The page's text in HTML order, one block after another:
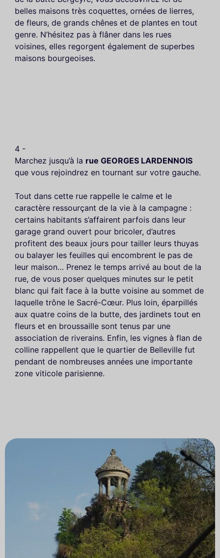
belles maisons très coquettes, ornées de lierres,
de fleurs, de grands chênes et de plantes en tout
genre. N’hésitez pas à flâner dans les rues
voisines, elles regorgent également de superbes
maisons bourgeoises.
4 -
Marchez jusqu’à la rue GEORGES LARDENNOIS
que vous rejoindrez en tournant sur votre gauche.
Tout dans cette rue rappelle le calme et le
caractère ressourçant de la vie à la campagne :
certains habitants s’affairent parfois dans leur
garage grand ouvert pour bricoler, d’autres
profitent des beaux jours pour tailler leurs thuyas
ou balayer les feuilles qui encombrent le pas de
leur maison… Prenez le temps arrivé au bout de la
rue, de vous poser quelques minutes sur le petit
blanc qui fait face à la butte voisine au sommet de
laquelle trône le Sacré-Cœur. Plus loin, éparpillés
aux quatre coins de la butte, des jardinets tout en
fleurs et en broussaille sont tenus par une
association de riverains. Enfin, les vignes à flan de
colline rappellent que le quartier de Belleville fut
pendant de nombreuses années une importante
zone viticole parisienne.